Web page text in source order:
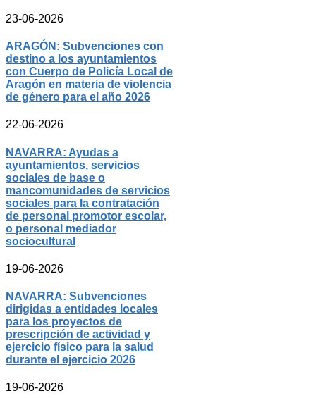
23-06-2026
ARAGÓN: Subvenciones con
destino a los ayuntamientos
con Cuerpo de Policía Local de
Aragón en materia de violencia
de género para el año 2026
22-06-2026
NAVARRA: Ayudas a
ayuntamientos, servicios
sociales de base o
mancomunidades de servicios
sociales para la contratación
de personal promotor escolar,
o personal mediador
sociocultural
19-06-2026
NAVARRA: Subvenciones
dirigidas a entidades locales
para los proyectos de
prescripción de actividad y
ejercicio físico para la salud
durante el ejercicio 2026
19-06-2026